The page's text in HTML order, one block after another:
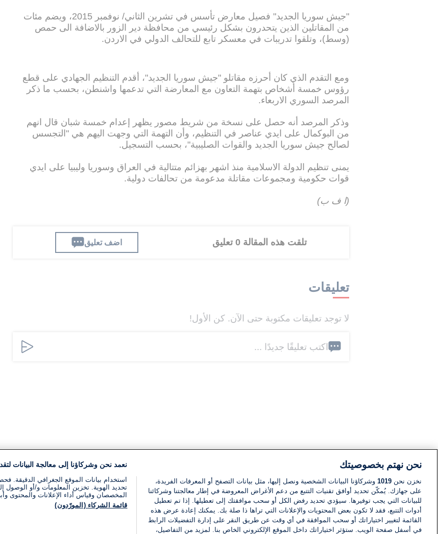
"جيش سوريا الجديد" فصيل معارض تأسس في تشرين الثاني/ نوفمبر 2015، ويضم مئات
من المقاتلين الذين يتحدرون بشكل رئيسي من محافظة دير الزور بالاضافة الى حمص
(وسط)، وتلقوا تدريبات في معسكر تابع للتحالف الدولي في الاردن.
ومع التقدم الذي كان أحرزه مقاتلو "جيش سوريا الجديد"، أقدم التنظيم الجهادي على قطع
رؤوس خمسة أشخاص بتهمة التعاون مع المعارضة التي تدعمها واشنطن، بحسب ما ذكر
المرصد السوري الاربعاء.
وذكر المرصد أنه حصل على نسخة من شريط مصور يظهر إعدام خمسة شبان قال انهم
من البوكمال على ايدي عناصر في التنظيم، وأن التهمة التي وجهت اليهم هي "التجسس
لصالح جيش سوريا الجديد والقوات الصليبية"، بحسب التسجيل.
يمنى تنظيم الدولة الاسلامية منذ اشهر بهزائم متتالية في العراق وسوريا وليبيا على ايدي
قوات حكومية ومجموعات مقاتلة مدعومة من تحالفات دولية.
(ا ف ب)
تلقت هذه المقالة 0 تعليق اضف تعليق
تعليقات
لا توجد تعليقات مكتوبة حتى الآن. كن الأول!
اكتب تعليقًا جديدًا ...
نحن نهتم بخصوصيتك
نخزن نحن 1019 وشركاؤنا البيانات الشخصية ونصل إليها، مثل بيانات التصفح أو المعرفات الفريدة،
على جهازك. يُمكّن تحديد أوافق تقنيات التتبع من دعم الأغراض المعروضة في إطار معالجتنا وشركائنا
للبيانات التي يجب توفيرها. سيؤدي تحديد رفض الكل أو سحب موافقتك إلى تعطيلها. إذا تم تعطيل
أدوات التتبع، فقد لا تكون بعض المحتويات والإعلانات التي تراها ذا صلة بك. يمكنك إعادة عرض هذه
القائمة لتغيير اختياراتك أو سحب الموافقة في أي وقت عن طريق النقر على إدارة التفضيلات الرابط
في أسفل صفحة الويب. ستؤثر اختياراتك داخل الموقع الإلكتروني الخاص بنا. لمزيد من التفاصيل،
نعمد نحن وشركاؤنا إلى معالجة البيانات
استخدام بيانات الموقع الجغرافي
تحديد الهوية. تخزين المعلومات و/أو الوصول
المخصصان وقياس أداء الإعلانات والمحتوى
قائمة الشركاء (المورّدون)